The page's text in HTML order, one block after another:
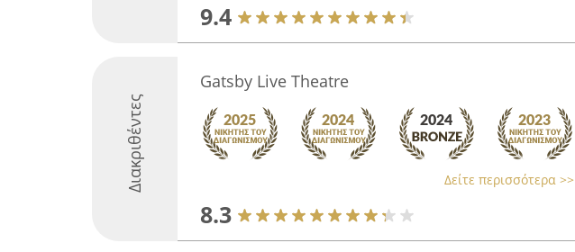
9.4
Διακριθέντες
Gatsby Live Theatre
Δείτε περισσότερα >>
8.3